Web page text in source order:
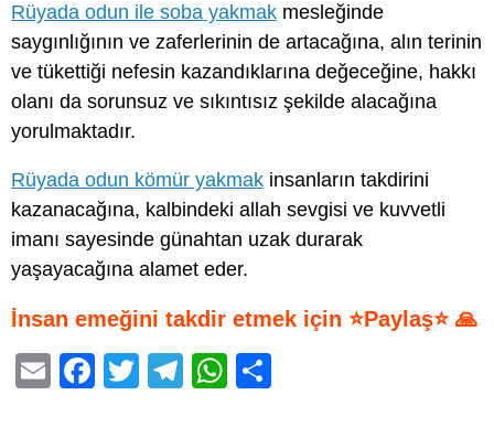
Rüyada odun ile soba yakmak mesleğinde
saygınlığının ve zaferlerinin de artacağına, alın terinin
ve tükettiği nefesin kazandıklarına değeceğine, hakkı
olanı da sorunsuz ve sıkıntısız şekilde alacağına
yorulmaktadır.
Rüyada odun kömür yakmak insanların takdirini
kazanacağına, kalbindeki allah sevgisi ve kuvvetli
imanı sayesinde günahtan uzak durarak
yaşayacağına alamet eder.
İnsan emeğini takdir etmek için ⭐Paylaş⭐ 🙏
E
F
T
T
W